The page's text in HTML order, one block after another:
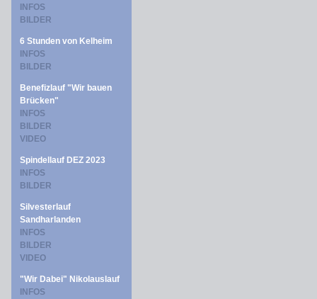
INFOS
BILDER
6 Stunden von Kelheim
INFOS
BILDER
Benefizlauf "Wir bauen
Brücken"
INFOS
BILDER
VIDEO
Spindellauf DEZ 2023
INFOS
BILDER
Silvesterlauf
Sandharlanden
INFOS
BILDER
VIDEO
"Wir Dabei" Nikolauslauf
INFOS